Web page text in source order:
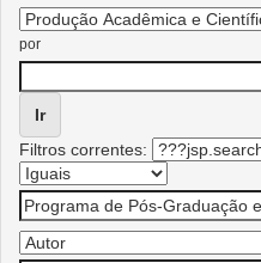
por
Filtros correntes: